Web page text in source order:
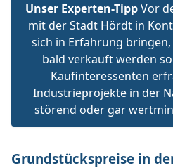
Unser Experten-TippVor
mit der Stadt Hördt in
sich in Erfahrung
bald verkauft werden
Kaufinteressenten
Industrieprojekte in der
störend oder gar
Grundstückspreise in